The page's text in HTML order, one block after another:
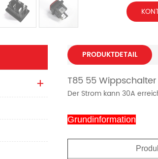
PRODUKTDETAIL
T85 55
Der Strom kann 30A
Grundinformation